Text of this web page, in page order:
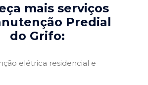
mais serviços
Predial
do Grifo:
elétrica residencial e